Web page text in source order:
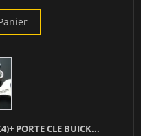
PORTE CLE BUICK...